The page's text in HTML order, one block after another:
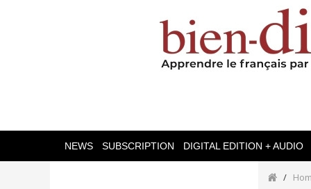
NEWS SUBSCRIPTION DIGITAL EDITION + AUDIO